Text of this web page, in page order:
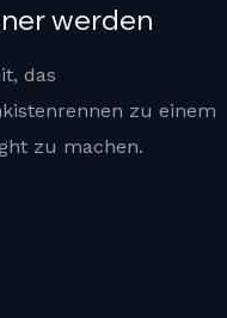
werden
das
zu einem
zu machen.